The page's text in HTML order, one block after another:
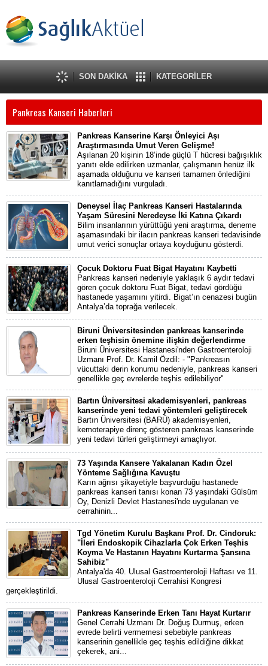
SON DAKİKA KATEGORİLER
Pankreas Kanseri Haberleri
Pankreas Kanserine Karşı Önleyici Aşı
Araştırmasında Umut Veren Gelişme!
Aşılanan 20 kişinin 18’inde güçlü T hücresi bağışıklık
yanıtı elde edilirken uzmanlar, çalışmanın henüz ilk
aşamada olduğunu ve kanseri tamamen önlediğini
kanıtlamadığını vurguladı.
Deneysel İlaç Pankreas Kanseri Hastalarında
Yaşam Süresini Neredeyse İki Katına Çıkardı
Bilim insanlarının yürüttüğü yeni araştırma, deneme
aşamasındaki bir ilacın pankreas kanseri tedavisinde
umut verici sonuçlar ortaya koyduğunu gösterdi.
Çocuk Doktoru Fuat Bigat Hayatını Kaybetti
Pankreas kanseri nedeniyle yaklaşık 6 aydır tedavi
gören çocuk doktoru Fuat Bigat, tedavi gördüğü
hastanede yaşamını yitirdi. Bigat’ın cenazesi bugün
Antalya’da toprağa verilecek.
Biruni Üniversitesinden pankreas kanserinde
erken teşhisin önemine ilişkin değerlendirme
Biruni Üniversitesi Hastanesi'nden Gastroenteroloji
Uzmanı Prof. Dr. Kamil Özdil: - "Pankreasın
vücuttaki derin konumu nedeniyle, pankreas kanseri
genellikle geç evrelerde teşhis edilebiliyor"
Bartın Üniversitesi akademisyenleri, pankreas
kanserinde yeni tedavi yöntemleri geliştirecek
Bartın Üniversitesi (BARÜ) akademisyenleri,
kemoterapiye direnç gösteren pankreas kanserinde
yeni tedavi türleri geliştirmeyi amaçlıyor.
73 Yaşında Kansere Yakalanan Kadın Özel
Yönteme Sağlığına Kavuştu
Karın ağrısı şikayetiyle başvurduğu hastanede
pankreas kanseri tanısı konan 73 yaşındaki Gülsüm
Oy, Denizli Devlet Hastanesi'nde uygulanan ve
cerrahinin...
Tgd Yönetim Kurulu Başkanı Prof. Dr. Cindoruk:
"İleri Endoskopik Cihazlarla Çok Erken Teşhis
Koyma Ve Hastanın Hayatını Kurtarma Şansına
Sahibiz"
Antalya'da 40. Ulusal Gastroenteroloji Haftası ve 11.
Ulusal Gastroenteroloji Cerrahisi Kongresi
gerçekleştirildi.
Pankreas Kanserinde Erken Tanı Hayat Kurtarır
Genel Cerrahi Uzmanı Dr. Doğuş Durmuş, erken
evrede belirti vermemesi sebebiyle pankreas
kanserinin genellikle geç teşhis edildiğine dikkat
çekerek, ani...